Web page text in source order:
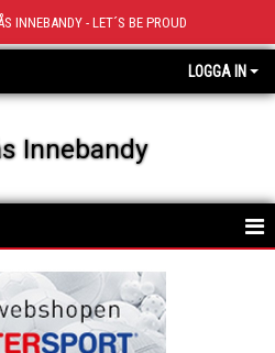
INNEBANDY - LET´S BE PROUD
LOGGA IN
Innebandy